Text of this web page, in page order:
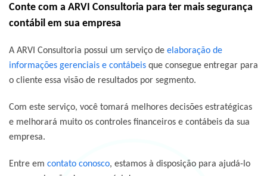
Conte com a ARVI Consultoria para ter mais segurança
contábil em sua empresa
A ARVI Consultoria possui um serviço de elaboração de
informações gerenciais e contábeis que consegue entregar para
o cliente essa visão de resultados por segmento.
Com este serviço, você tomará melhores decisões estratégicas
e melhorará muito os controles financeiros e contábeis da sua
empresa.
Entre em contato conosco, estamos à disposição para ajudá-lo